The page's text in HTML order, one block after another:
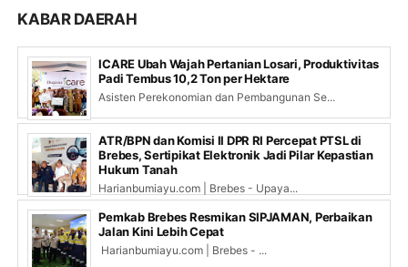
KABAR DAERAH
ICARE Ubah Wajah Pertanian Losari, Produktivitas
Padi Tembus 10,2 Ton per Hektare
Asisten Perekonomian dan Pembangunan Se...
ATR/BPN dan Komisi II DPR RI Percepat PTSL di
Brebes, Sertipikat Elektronik Jadi Pilar Kepastian
Hukum Tanah
Harianbumiayu.com | Brebes - Upaya...
Pemkab Brebes Resmikan SIPJAMAN, Perbaikan
Jalan Kini Lebih Cepat
Harianbumiayu.com | Brebes - ...